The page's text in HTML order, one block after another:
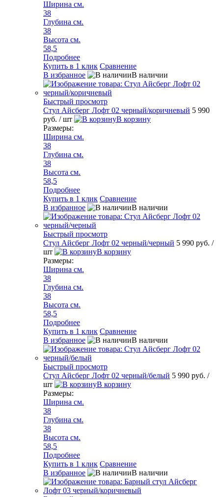
Ширина см.
38
Глубина см.
38
Высота см.
58,5
Подробнее
Купить в 1 клик Сравнение
В избранное
В наличии
Быстрый просмотр
Стул Айсберг Лофт 02 черный/коричневый 5 990
руб. / шт
В корзину
Размеры:
Ширина см.
38
Глубина см.
38
Высота см.
58,5
Подробнее
Купить в 1 клик Сравнение
В избранное
В наличии
Быстрый просмотр
Стул Айсберг Лофт 02 черный/черный 5 990 руб. /
шт
В корзину
Размеры:
Ширина см.
38
Глубина см.
38
Высота см.
58,5
Подробнее
Купить в 1 клик Сравнение
В избранное
В наличии
Быстрый просмотр
Стул Айсберг Лофт 02 черный/белый 5 990 руб. /
шт
В корзину
Размеры:
Ширина см.
38
Глубина см.
38
Высота см.
58,5
Подробнее
Купить в 1 клик Сравнение
В избранное
В наличии